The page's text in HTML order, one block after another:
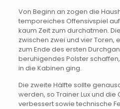
Von Beginn an zogen die
temporeiches Offensivspiel
kaum Zeit zum durchatmen.
zwischen zwei und vier Toren,
zum Ende des ersten
beruhigendes Polster schaffen,
in die Kabinen ging.
Die zweite Hälfte sollte
werden, so Trainer Lux und
verbessert sowie technische